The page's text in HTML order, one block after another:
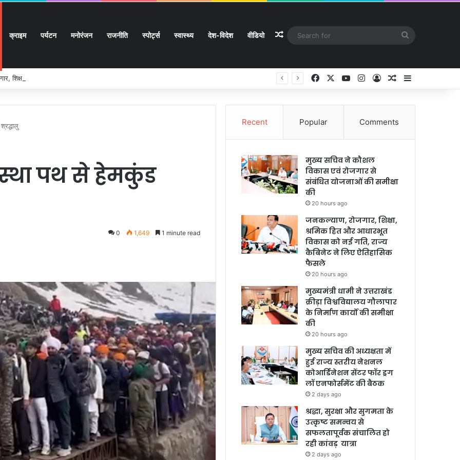
क्राइम पर्यटन मनोरंजन राजनीति स्पोर्ट्स स्वास्थ्य देश-विदेश वीडियो Random Article
शिक्षा, श्रमिक हित और आधारभूत विकास को नई गति, राज्य कैबिनेट ने लिए ऐतिहासिक फैसले Facebook YouTubeInstagram
Log InRandom Article
पथ से हेमकुंड
0 1,649 1 minute read
Recent Popular Comments
मुख्य सचिव ने कौशल
विकास एवं रोजगार से
संबंधित योजनाओं की समीक्षा
की
20 hours ago
जनकल्याण, रोजगार, शिक्षा,
श्रमिक हित और आधारभूत
विकास को नई गति, राज्य
कैबिनेट ने लिए ऐतिहासिक
फैसले
20 hours ago
मुख्यमंत्री धामी ने उत्तराखंड
क्रीड़ा विश्वविद्यालय गौलापार
के निर्माण कार्यों की समीक्षा
की
20 hours ago
मुख्य सचिव की अध्यक्षता में
हुई राज्य स्तरीय नेशनल
कोआर्डिनेशन सेंटर फॉर ड्रग
लॉ एनफोर्समेंट की बैठक
2 days ago
श्रद्धा, सुरक्षा और सुगमता के
उत्कृष्ट समन्वय से
सफलतापूर्वक संचालित हो
रही कांवड़ यात्रा
2 days ago